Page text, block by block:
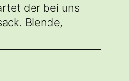
der bei uns
Blende,